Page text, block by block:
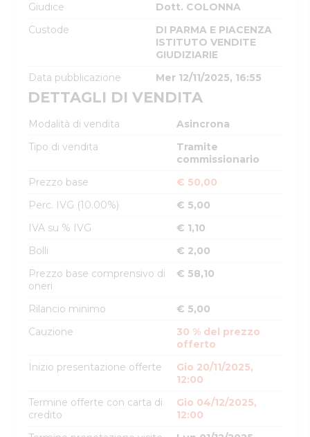
Giudice
Dott. COLONNA
Custode
DI PARMA E PIACENZA
ISTITUTO VENDITE
GIUDIZIARIE
Data pubblicazione
Mer 12/11/2025, 16:55
DETTAGLI DI VENDITA
Modalità di vendita
Asincrona
Tipo di vendita
Tramite
commissionario
Prezzo base
€ 50,00
Perc. IVG (10.00%)
€ 5,00
IVA su % IVG
€ 1,10
Bolli
€ 2,00
Prezzo base comprensivo di
oneri
€ 58,10
Rilancio minimo
€ 5,00
Cauzione
30 % del prezzo
offerto
Inizio presentazione offerte
Gio 20/11/2025,
12:00
Termine offerte con carta di
credito
Gio 04/12/2025,
12:00